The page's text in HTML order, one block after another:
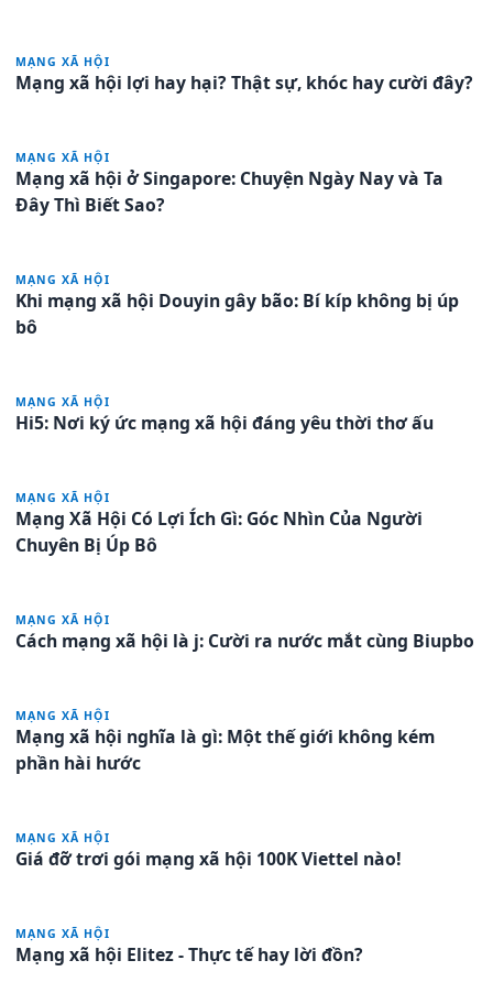
MẠNG XÃ HỘI
Mạng xã hội lợi hay hại? Thật sự, khóc hay cười đây?
MẠNG XÃ HỘI
Mạng xã hội ở Singapore: Chuyện Ngày Nay và Ta
Đây Thì Biết Sao?
MẠNG XÃ HỘI
Khi mạng xã hội Douyin gây bão: Bí kíp không bị úp
bô
MẠNG XÃ HỘI
Hi5: Nơi ký ức mạng xã hội đáng yêu thời thơ ấu
MẠNG XÃ HỘI
Mạng Xã Hội Có Lợi Ích Gì: Góc Nhìn Của Người
Chuyên Bị Úp Bô
MẠNG XÃ HỘI
Cách mạng xã hội là j: Cười ra nước mắt cùng Biupbo
MẠNG XÃ HỘI
Mạng xã hội nghĩa là gì: Một thế giới không kém
phần hài hước
MẠNG XÃ HỘI
Giá đỡ trơi gói mạng xã hội 100K Viettel nào!
MẠNG XÃ HỘI
Mạng xã hội Elitez - Thực tế hay lời đồn?